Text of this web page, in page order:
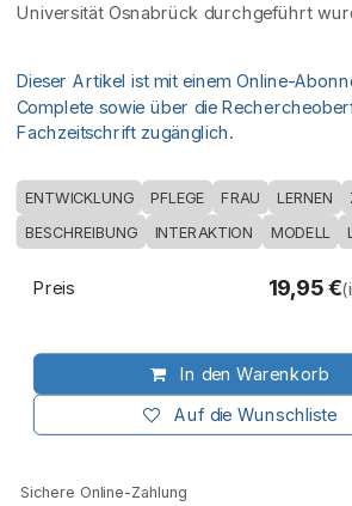
Universität Osnabrück durchgeführt
Dieser Artikel ist mit einem Online-
Complete sowie über die
Fachzeitschrift zugänglich.
ENTWICKLUNG PFLEGE FRAU LERNEN
BESCHREIBUNG INTERAKTION MODELL
In den Warenkorb
Auf die Wunschliste
Preis 19,95€
Sichere Online-Zahlung